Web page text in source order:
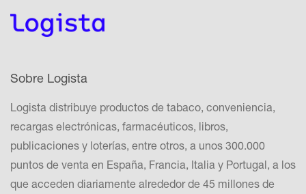
Sobre Logista
Logista distribuye productos de tabaco, conveniencia,
recargas electrónicas, farmacéuticos, libros,
publicaciones y loterías, entre otros, a unos 300.000
puntos de venta en España, Francia, Italia y Portugal, a los
que acceden diariamente alrededor de 45 millones de